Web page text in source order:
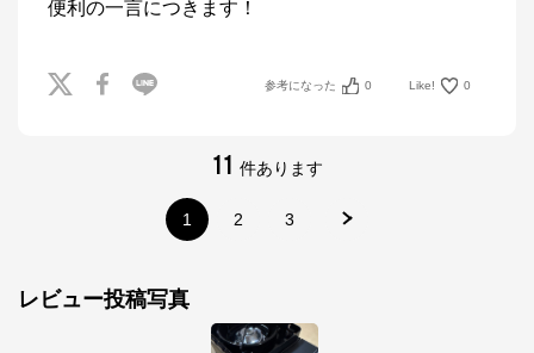
参考になった 0 Like! 0
11 件あります
1 2 3
レビュー投稿写真